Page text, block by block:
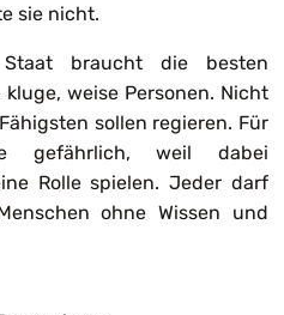
sie nicht.
braucht die besten
weise Personen. Nicht
sollen regieren. Für
gefährlich, weil dabei
Rolle spielen. Jeder darf
ohne Wissen und